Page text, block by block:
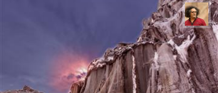
مصطفی ربیعی بهشتی